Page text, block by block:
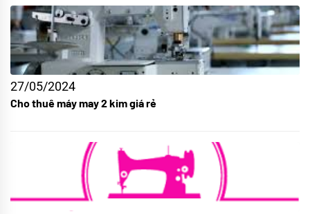
27/05/2024
Cho thuê máy may 2 kim giá rẻ